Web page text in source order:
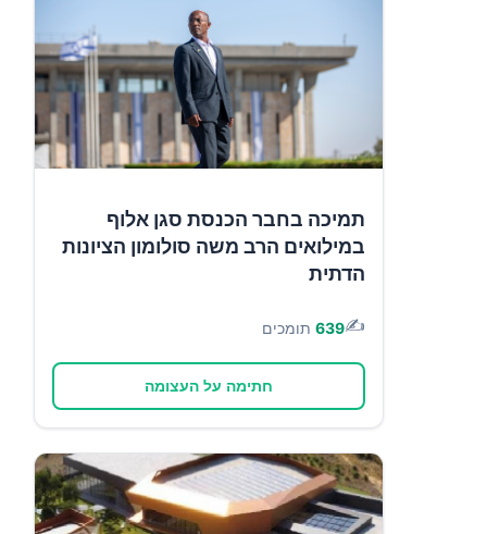
תמיכה בחבר הכנסת סגן אלוף
במילואים הרב משה סולומון הציונות
הדתית
✍️
639 תומכים
חתימה על העצומה